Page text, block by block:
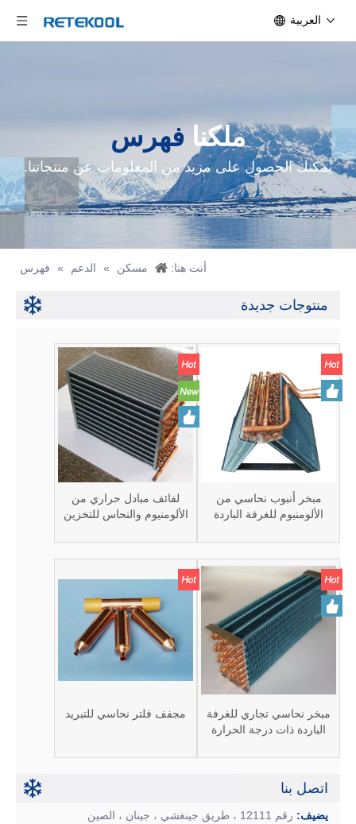
العربية
ملكنا فهرس
يمكنك الحصول على مزيد من المعلومات عن منتجاتنا.
أنت هنا: مسكن » الدعم » فهرس
منتوجات جديدة
مبخر أنبوب نحاسي من
الألومنيوم للغرفة الباردة
لفائف مبادل حراري من
الألومنيوم والنحاس للتخزين
مبخر نحاسي تجاري للغرفة
الباردة ذات درجة الحرارة
مجفف فلتر نحاسي للتبريد
اتصل بنا
يضيف: رقم 12111 ، طريق جينغشي ، جينان ، الصين